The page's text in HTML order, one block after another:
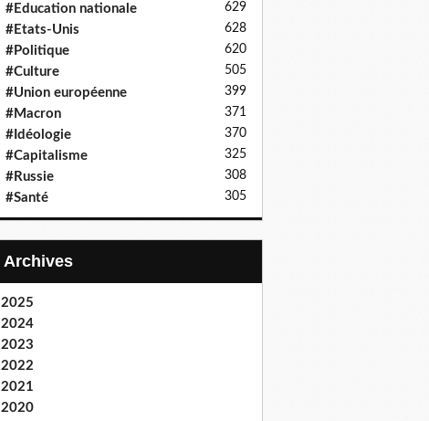
#Education nationale 629
#Etats-Unis 628
#Politique 620
#Culture 505
#Union européenne 399
#Macron 371
#Idéologie 370
#Capitalisme 325
#Russie 308
#Santé 305
Archives
2025
2024
2023
2022
2021
2020